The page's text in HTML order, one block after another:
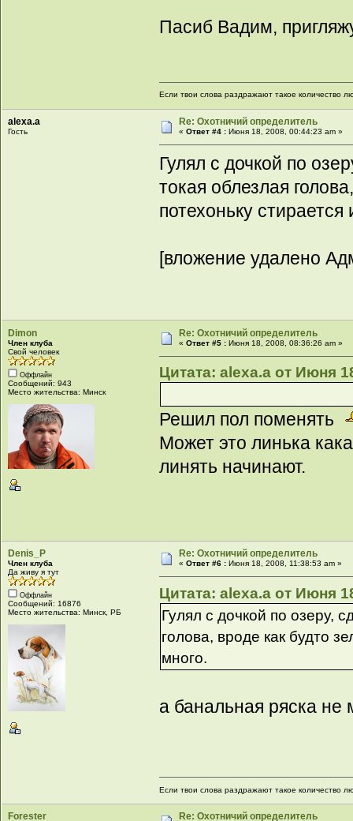
Пасиб Вадим,
Если твои слова раздражают такое количество
alexa.a
Гость
Re: Охотничий определитель
«Ответ #4 : Июня 18, 2008, 00:44:23 am »
Гулял с дочкой по
токая облезлая
потехоньку стирается
[вложение удалено
Dimon
Член клуба
Свой человек
Оффлайн
Сообщений: 943
Место жительства: Минск
Re: Охотничий определитель
«Ответ #5 : Июня 18, 2008, 08:36:26 am »
Цитата: alexa.a от Июня
Решил пол поменять
Может это линька
линять начинают.
Denis_P
Член клуба
Да живу я тут
Оффлайн
Сообщений: 16876
Место жительства: Минск, РБ
Re: Охотничий определитель
«Ответ #6 : Июня 18, 2008, 11:38:53 am »
Цитата: alexa.a от Июня
Гулял с дочкой по озеру,
голова, вроде как будто
много.
а банальная ряска не
Если твои слова раздражают такое количество
Forester Re: Охотничий определитель